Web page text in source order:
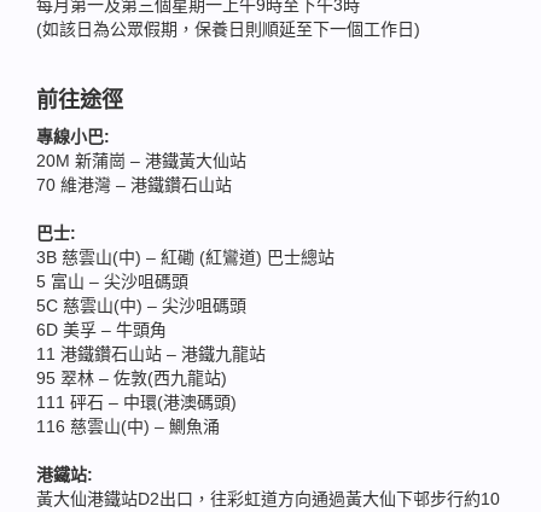
每月第一及第三個星期一上午9時至下午3時
(如該日為公眾假期，保養日則順延至下一個工作日)
前往途徑
專線小巴:
20M 新蒲崗 – 港鐵黃大仙站
70 維港灣 – 港鐵鑽石山站
巴士:
3B 慈雲山(中) – 紅磡 (紅鸞道) 巴士總站
5 富山 – 尖沙咀碼頭
5C 慈雲山(中) – 尖沙咀碼頭
6D 美孚 – 牛頭角
11 港鐵鑽石山站 – 港鐵九龍站
95 翠林 – 佐敦(西九龍站)
111 砰石 – 中環(港澳碼頭)
116 慈雲山(中) – 鰂魚涌
港鐵站:
黃大仙港鐵站D2出口，往彩虹道方向通過黃大仙下邨步行約10